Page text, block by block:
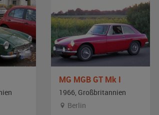
MG MGB GT Mk I
1966, Großbritannien
Berlin